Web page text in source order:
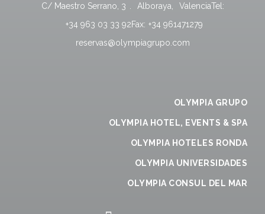
C/ Maestro Serrano, 3 Alboraya ValenciaTel:
+34 963 03 33 92Fax: +34 961471279
reservas@olympiagrupo.com
OLYMPIA GRUPO
OLYMPIA HOTEL, EVENTS & SPA
OLYMPIA HOTELES RONDA
OLYMPIA UNIVERSIDADES
OLYMPIA CONSUL DEL MAR